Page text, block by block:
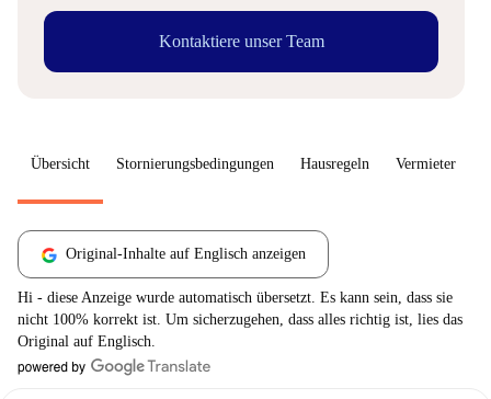
Kontaktiere unser Team
Übersicht Stornierungsbedingungen Hausregeln Vermieter
Original-Inhalte auf Englisch anzeigen
Hi - diese Anzeige wurde automatisch übersetzt. Es kann sein, dass sie
nicht 100% korrekt ist. Um sicherzugehen, dass alles richtig ist, lies das
Original auf Englisch.